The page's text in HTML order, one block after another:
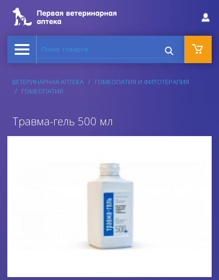
Поиск товаров
ВЕТЕРИНАРНАЯ АПТЕКА
ГОМЕОПАТИЯ И ФИТОТЕРАПИЯ
ГОМЕОПАТИЯ
Травма-гель 500 мл